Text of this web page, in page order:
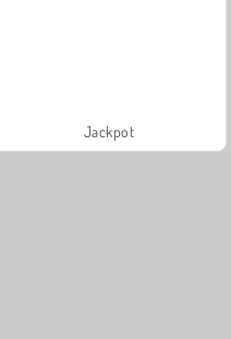
Jackpot